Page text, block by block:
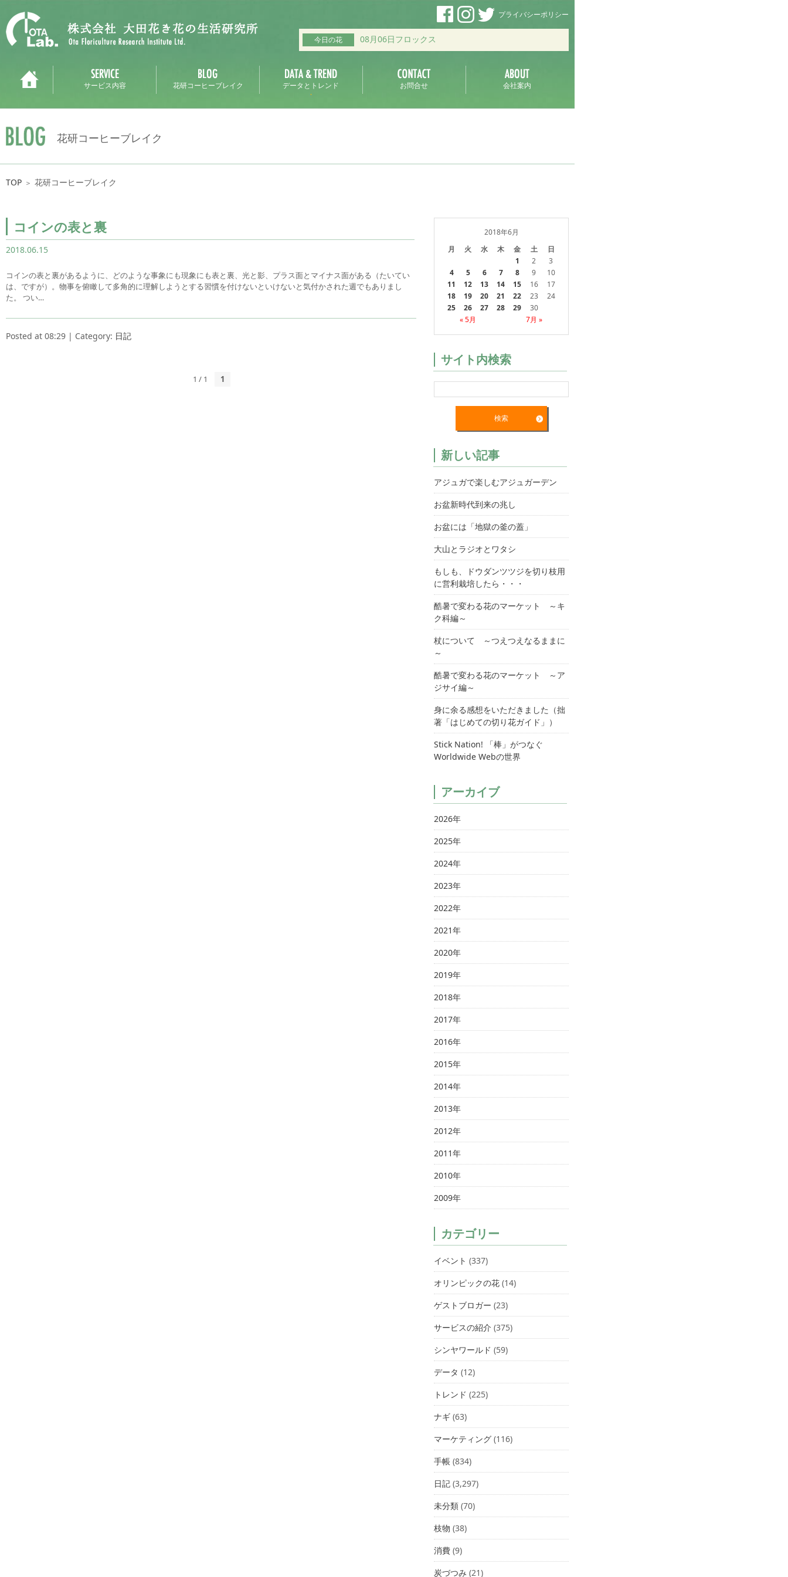
プライバシーポリシー
今日の花 08月06日フロックス
サービス内容 花研コーヒーブレイク データとトレンド お問合せ 会社案内
花研コーヒーブレイク
TOP ＞ 花研コーヒーブレイク
コインの表と裏
2018.06.15
コインの表と裏があるように、どのような事象にも現象にも表と裏、光と影、プラス面とマイナス面がある（たいてい
は、ですが）。物事を俯瞰して多角的に理解しようとする習慣を付けないといけないと気付かされた週でもありまし
た。 つい…
Posted at 08:29 | Category: 日記
1 / 1 1
2018年6月
月
火 水 木 金 土 日
« 5月 7月 »
1 2
3
4
5 6 7 8 9
10
11
12 13 14 15 16
17
18
19 20 21 22 23
24
25
26 27 28 29 30
サイト内検索
新しい記事
アジュガで楽しむアジュガーデン
お盆新時代到来の兆し
お盆には「地獄の釜の蓋」
大山とラジオとワタシ
もしも、ドウダンツツジを切り枝用
に営利栽培したら・・・
酷暑で変わる花のマーケット ～キ
ク科編～
杖について ～つえつえなるままに
～
酷暑で変わる花のマーケット ～ア
ジサイ編～
身に余る感想をいただきました（拙
著「はじめての切り花ガイド」）
Stick Nation! 「棒」がつなぐ
Worldwide Webの世界
アーカイブ
2026年
2025年
2024年
2023年
2022年
2021年
2020年
2019年
2018年
2017年
2016年
2015年
2014年
2013年
2012年
2011年
2010年
2009年
カテゴリー
イベント (337)
オリンピックの花 (14)
ゲストブロガー (23)
サービスの紹介 (375)
シンヤワールド (59)
データ (12)
トレンド (225)
ナギ (63)
マーケティング (116)
手帳 (834)
日記 (3,297)
未分類 (70)
枝物 (38)
消費 (9)
炭づつみ (21)